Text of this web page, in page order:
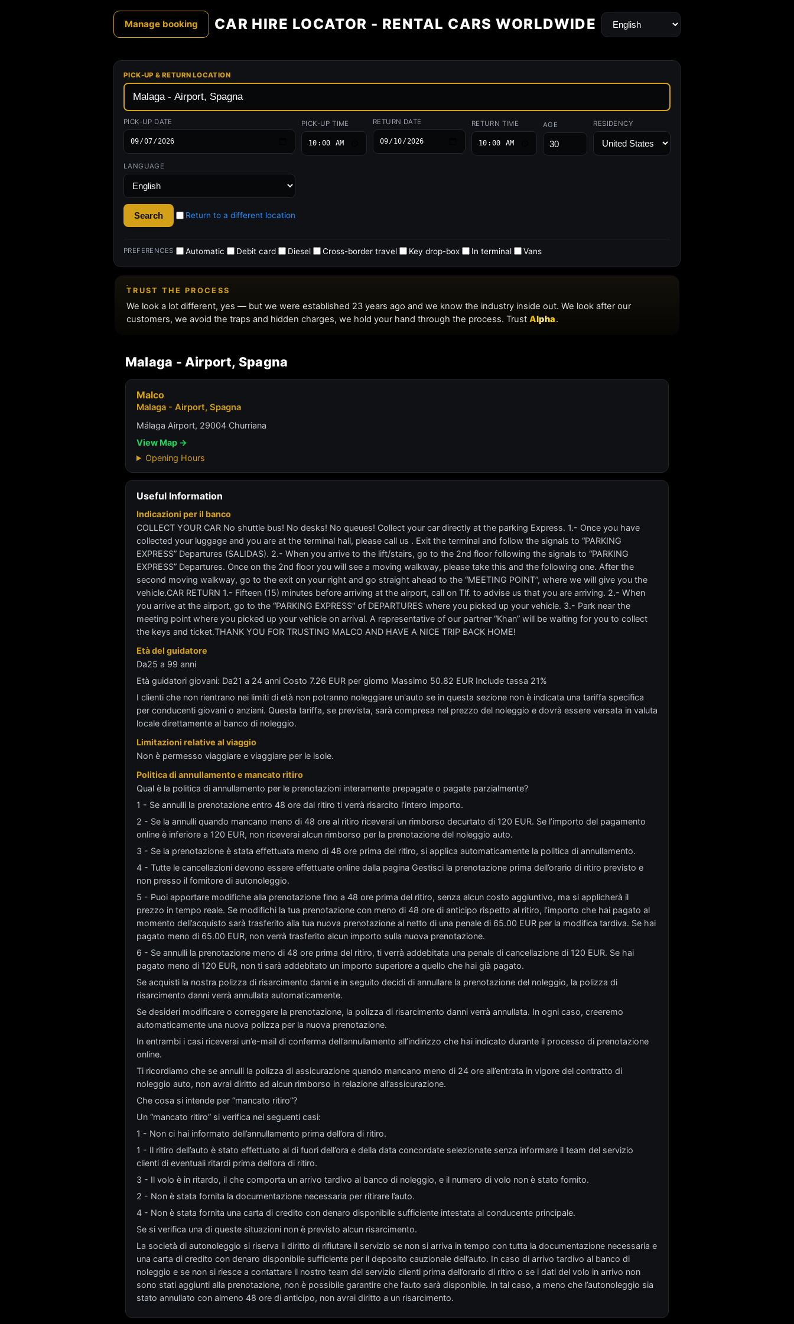
Malaga - Airport, Spagna
Malco
Malaga - Airport, Spagna
Málaga Airport, 29004 Churriana
View Map →
Opening Hours
Useful Information
Indicazioni per il banco
COLLECT YOUR CAR No shuttle bus! No desks! No queues! Collect your car directly at the parking Express. 1.- Once you have
collected your luggage and you are at the terminal hall, please call us . Exit the terminal and follow the signals to “PARKING
EXPRESS” Departures (SALIDAS). 2.- When you arrive to the lift/stairs, go to the 2nd floor following the signals to “PARKING
EXPRESS” Departures. Once on the 2nd floor you will see a moving walkway, please take this and the following one. After the
second moving walkway, go to the exit on your right and go straight ahead to the “MEETING POINT”, where we will give you the
vehicle.CAR RETURN 1.- Fifteen (15) minutes before arriving at the airport, call on Tlf. to advise us that you are arriving. 2.- When
you arrive at the airport, go to the “PARKING EXPRESS” of DEPARTURES where you picked up your vehicle. 3.- Park near the
meeting point where you picked up your vehicle on arrival. A representative of our partner “Khan” will be waiting for you to collect
the keys and ticket.THANK YOU FOR TRUSTING MALCO AND HAVE A NICE TRIP BACK HOME!
Età del guidatore
Da25 a 99 anni
Età guidatori giovani: Da21 a 24 anni Costo 7.26 EUR per giorno Massimo 50.82 EUR Include tassa 21%
I clienti che non rientrano nei limiti di età non potranno noleggiare un'auto se in questa sezione non è indicata una tariffa specifica
per conducenti giovani o anziani. Questa tariffa, se prevista, sarà compresa nel prezzo del noleggio e dovrà essere versata in valuta
locale direttamente al banco di noleggio.
Limitazioni relative al viaggio
Non è permesso viaggiare e viaggiare per le isole.
Politica di annullamento e mancato ritiro
Qual è la politica di annullamento per le prenotazioni interamente prepagate o pagate parzialmente?
1 - Se annulli la prenotazione entro 48 ore dal ritiro ti verrà risarcito l’intero importo.
2 - Se la annulli quando mancano meno di 48 ore al ritiro riceverai un rimborso decurtato di 120 EUR. Se l’importo del pagamento
online è inferiore a 120 EUR, non riceverai alcun rimborso per la prenotazione del noleggio auto.
3 - Se la prenotazione è stata effettuata meno di 48 ore prima del ritiro, si applica automaticamente la politica di annullamento.
4 - Tutte le cancellazioni devono essere effettuate online dalla pagina Gestisci la prenotazione prima dell’orario di ritiro previsto e
non presso il fornitore di autonoleggio.
5 - Puoi apportare modifiche alla prenotazione fino a 48 ore prima del ritiro, senza alcun costo aggiuntivo, ma si applicherà il
prezzo in tempo reale. Se modifichi la tua prenotazione con meno di 48 ore di anticipo rispetto al ritiro, l’importo che hai pagato al
momento dell’acquisto sarà trasferito alla tua nuova prenotazione al netto di una penale di 65.00 EUR per la modifica tardiva. Se hai
pagato meno di 65.00 EUR, non verrà trasferito alcun importo sulla nuova prenotazione.
6 - Se annulli la prenotazione meno di 48 ore prima del ritiro, ti verrà addebitata una penale di cancellazione di 120 EUR. Se hai
pagato meno di 120 EUR, non ti sarà addebitato un importo superiore a quello che hai già pagato.
Se acquisti la nostra polizza di risarcimento danni e in seguito decidi di annullare la prenotazione del noleggio, la polizza di
risarcimento danni verrà annullata automaticamente.
Se desideri modificare o correggere la prenotazione, la polizza di risarcimento danni verrà annullata. In ogni caso, creeremo
automaticamente una nuova polizza per la nuova prenotazione.
In entrambi i casi riceverai un’e-mail di conferma dell’annullamento all’indirizzo che hai indicato durante il processo di prenotazione
online.
Ti ricordiamo che se annulli la polizza di assicurazione quando mancano meno di 24 ore all’entrata in vigore del contratto di
noleggio auto, non avrai diritto ad alcun rimborso in relazione all’assicurazione.
Che cosa si intende per “mancato ritiro”?
Un “mancato ritiro” si verifica nei seguenti casi:
1 - Non ci hai informato dell’annullamento prima dell’ora di ritiro.
1 - Il ritiro dell’auto è stato effettuato al di fuori dell’ora e della data concordate selezionate senza informare il team del servizio
clienti di eventuali ritardi prima dell’ora di ritiro.
3 - Il volo è in ritardo, il che comporta un arrivo tardivo al banco di noleggio, e il numero di volo non è stato fornito.
2 - Non è stata fornita la documentazione necessaria per ritirare l’auto.
4 - Non è stata fornita una carta di credito con denaro disponibile sufficiente intestata al conducente principale.
Se si verifica una di queste situazioni non è previsto alcun risarcimento.
La società di autonoleggio si riserva il diritto di rifiutare il servizio se non si arriva in tempo con tutta la documentazione necessaria e
una carta di credito con denaro disponibile sufficiente per il deposito cauzionale dell’auto. In caso di arrivo tardivo al banco di
noleggio e se non si riesce a contattare il nostro team del servizio clienti prima dell’orario di ritiro o se i dati del volo in arrivo non
sono stati aggiunti alla prenotazione, non è possibile garantire che l’auto sarà disponibile. In tal caso, a meno che l’autonoleggio sia
stato annullato con almeno 48 ore di anticipo, non avrai diritto a un risarcimento.